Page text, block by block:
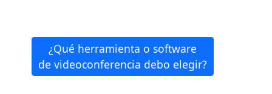
¿Qué herramienta o software
de videoconferencia debo elegir?